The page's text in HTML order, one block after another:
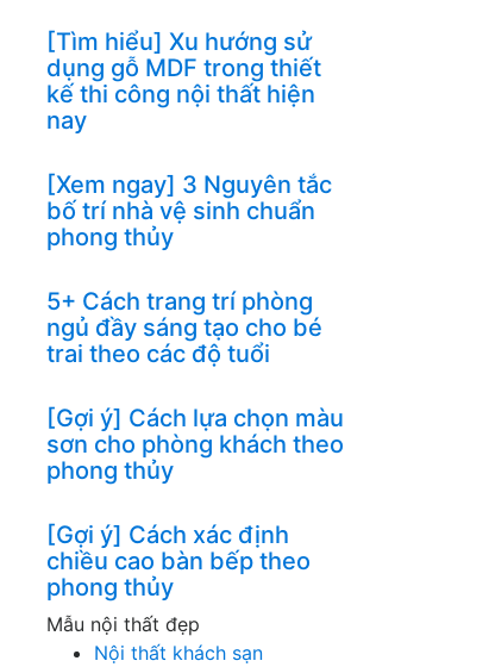
[Tìm hiểu] Xu hướng sử
dụng gỗ MDF trong thiết
kế thi công nội thất hiện
nay
[Xem ngay] 3 Nguyên tắc
bố trí nhà vệ sinh chuẩn
phong thủy
5+ Cách trang trí phòng
ngủ đầy sáng tạo cho bé
trai theo các độ tuổi
[Gợi ý] Cách lựa chọn màu
sơn cho phòng khách theo
phong thủy
[Gợi ý] Cách xác định
chiều cao bàn bếp theo
phong thủy
Mẫu nội thất đẹp
Nội thất khách sạn